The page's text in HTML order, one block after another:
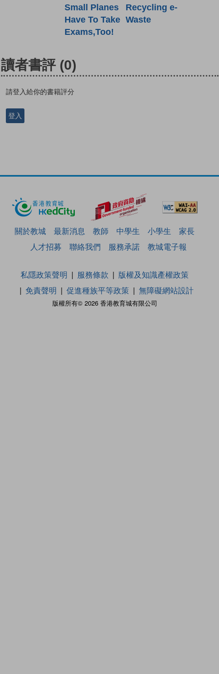
Small Planes
Have To Take
Exams,Too!
Recycling e-
Waste
讀者書評 (0)
請登入給你的書籍評分
登入
關於教城 最新消息 教師 中學生 小學生
家長
人才招募
聯絡我們 服務承諾 教城電子報
版權所有© 2026 香港教育城有限公司
私隱政策聲明 服務條款
版權及知識產權政策
免責聲明
促進種族平等政策 無障礙網站設計